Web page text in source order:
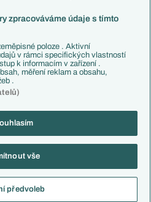
zpravodajství ČTK.
osobních údajů
zpracováváme údaje s tímto
poloze . Aktivní
v rámci specifických vlastností
k informacím v zařízení .
měření reklam a obsahu,
.
vše
předvoleb